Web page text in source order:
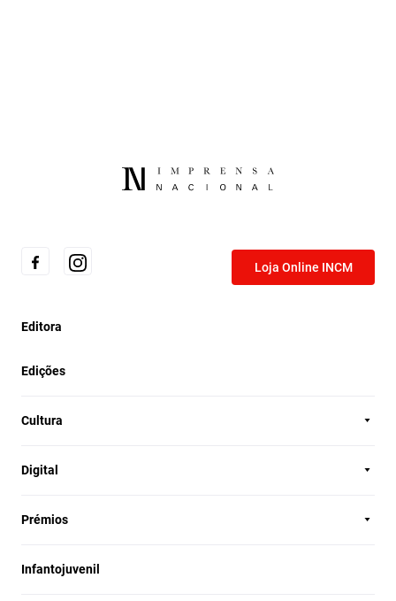
Loja Online INCM
Editora
Edições
Cultura
Digital
Prémios
Infantojuvenil